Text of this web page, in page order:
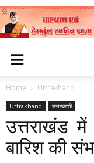
Home Uttrakhand
Uttrakhand उत्तरकाशी
उत्तराखंड में
बारिश की